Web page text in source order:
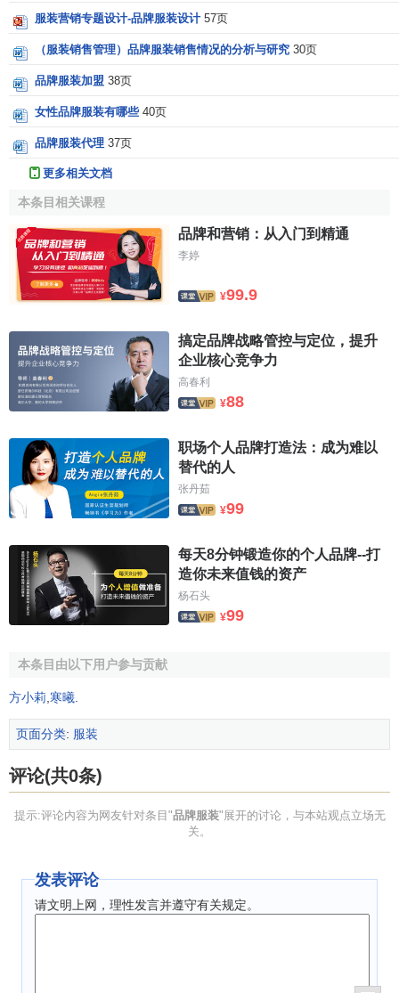
1．品牌服装的产品直接成本高，品质上乘
产品品质是主要的品牌形象之一，品牌服装要维护完美
要在产品直接成本上加大投入，原辅材料和工艺制作都有较
高的要求。品牌服装单件产品的
倍，除了品牌形象包装的因素外，产品的品质是普通服装不
可比拟的，这也是打动消费者的根本原因。普通服装为了推
行低价策略，不得不严格
设计风格是品牌生存的法宝，是每一个品牌追求的根
本。品牌服装强调产品的
的可能性，方便销售时向
顾客推介，因此，设计元素的运用
己的风格，采取望风而动的“驳样策略”，产品难免杂乱、零
碎，多以单品形式销售。
3．品牌服装追求单件产品利润，以利取胜
品牌服装往往强调品牌风格和款式的多样性，针对的消
费群比较明确、狭窄，一般在单件产品投放量上比较谨慎，
不会孤注一掷地在某一个品种上大量投入。为了赢得利润，
在单件产品上，销售 价格中包含的期望利润比较高，其销售
件产品投放量大，薄利多销。
4．品牌服装的投资回报 高，远期效果明显
由于品牌服装具有长远投资规划，直接用于产品投资的
对较少，但是，其用于形象宣传和系统管理的投资会带来
牌效应，这种效应会随着时间的推移而日趋明显。非品牌服
因此，非品牌服装追求的是眼前利益。
5．品牌服装销售费用高，间接成本高
品牌服装 销售费用 比非品牌服装有明显增加，销售场
地、专柜形象、服务措施等都比非品牌服装跃上一个台阶。
系统。订货会、采风差旅费、客户招待费等
服装必须考虑的。
服装营销专题设计-品牌服装设计 57页
（服装销售管理）品牌服装销售情况的分析与研究 30页
品牌服装加盟 38页
女性品牌服装有哪些 40页
品牌服装代理 37页
更多相关文档
本条目相关课程
品牌和营销：从入门到精通
李婷
¥99.9
搞定品牌战略管控与定位，提升
企业核心竞争力
高春利
¥88
职场个人品牌打造法：成为难以
替代的人
张丹茹
¥99
每天8分钟锻造你的个人品牌--打
造你未来值钱的资产
杨石头
¥99
本条目由以下用户参与贡献
方小莉 寒曦
页面分类: 服装
评论(共0条)
提示:评论内容为网友针对条目"品牌服装"展开的讨论，与本站观点立场无
关。
发表评论
请文明上网，理性发言并遵守有关规定。